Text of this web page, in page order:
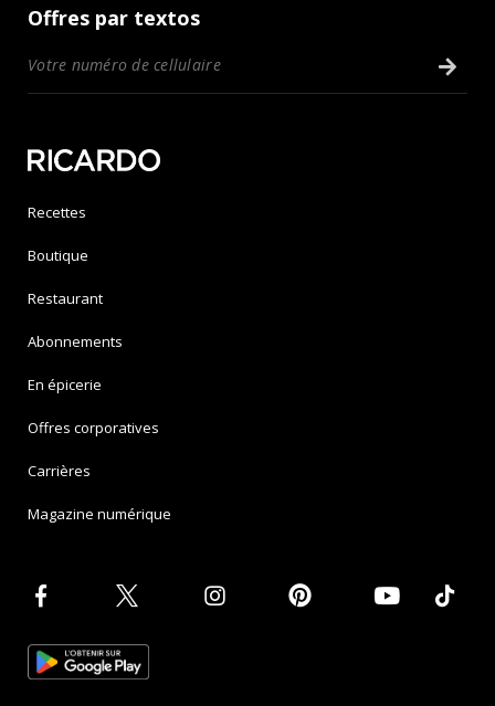
Offres par textos
Recettes
Boutique
Restaurant
Abonnements
En épicerie
Offres corporatives
Carrières
Magazine numérique